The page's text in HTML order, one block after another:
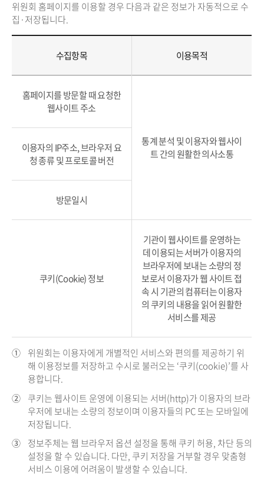
위원회 홈페이지를 이용할 경우 다음과 같은 정보가 자동적으로 수
집·저장됩니다.
수집항목 이용목적
홈페이지를 방문할 때 요청한
웹사이트 주소
통계 분석 및 이용자와 웹사이
트 간의 원활한 의사소통
이용자의 IP주소, 브라우저 요
청 종류 및 프로토콜 버전
방문일시
쿠키(Cookie) 정보
기관이 웹사이트를 운영하는
데 이용되는 서버가 이용자의
브라우저에 보내는 소량의 정
보로서 이용자가 웹 사이트 접
속 시 기관의 컴퓨터는 이용자
의 쿠키의 내용을 읽어 원활한
서비스를 제공
① 위원회는 이용자에게 개별적인 서비스와 편의를 제공하기 위
해 이용정보를 저장하고 수시로 불러오는 ‘쿠키(cookie)’를 사
용합니다.
② 쿠키는 웹사이트 운영에 이용되는 서버(http)가 이용자의 브라
우저에 보내는 소량의 정보이며 이용자들의 PC 또는 모바일에
저장됩니다.
③ 정보주체는 웹 브라우저 옵션 설정을 통해 쿠키 허용, 차단 등의
설정을 할 수 있습니다. 다만, 쿠키 저장을 거부할 경우 맞춤형
서비스 이용에 어려움이 발생할 수 있습니다.